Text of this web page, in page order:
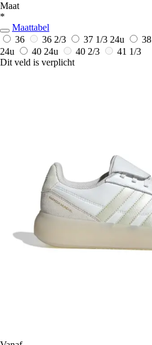
Maat
*
Maattabel
36
36 2/3 37 1/3 24u 38
24u
40 24u 40 2/3
41 1/3
Dit veld is verplicht